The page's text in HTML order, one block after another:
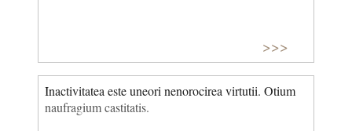
>>>
Inactivitatea este uneori nenorocirea virtutii. Otium
naufragium castitatis.